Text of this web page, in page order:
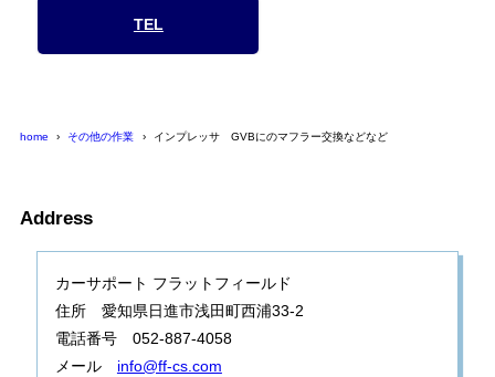
TEL
home その他の作業 インプレッサ GVBにのマフラー交換などなど
Address
カーサポート フラットフィールド
住所 愛知県日進市浅田町西浦33-2
電話番号 052-887-4058
メール info@ff-cs.com